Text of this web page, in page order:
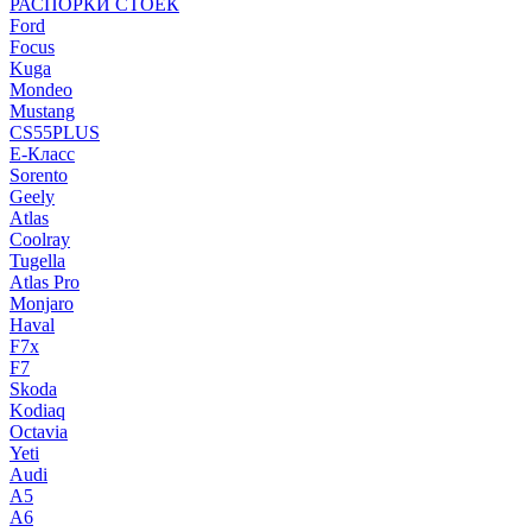
РАСПОРКИ СТОЕК
Ford
Focus
Kuga
Mondeo
Mustang
CS55PLUS
E-Класс
Sorento
Geely
Atlas
Coolray
Tugella
Atlas Pro
Monjaro
Haval
F7x
F7
Skoda
Kodiaq
Octavia
Yeti
Audi
A5
A6